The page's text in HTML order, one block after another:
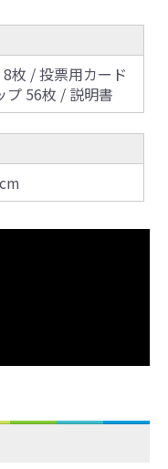
枚 / 投票用カード
プ 56枚 / 説明書